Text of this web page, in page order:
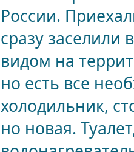
России.
сразу заселили
видом на
но есть все
холодильник,
но новая.